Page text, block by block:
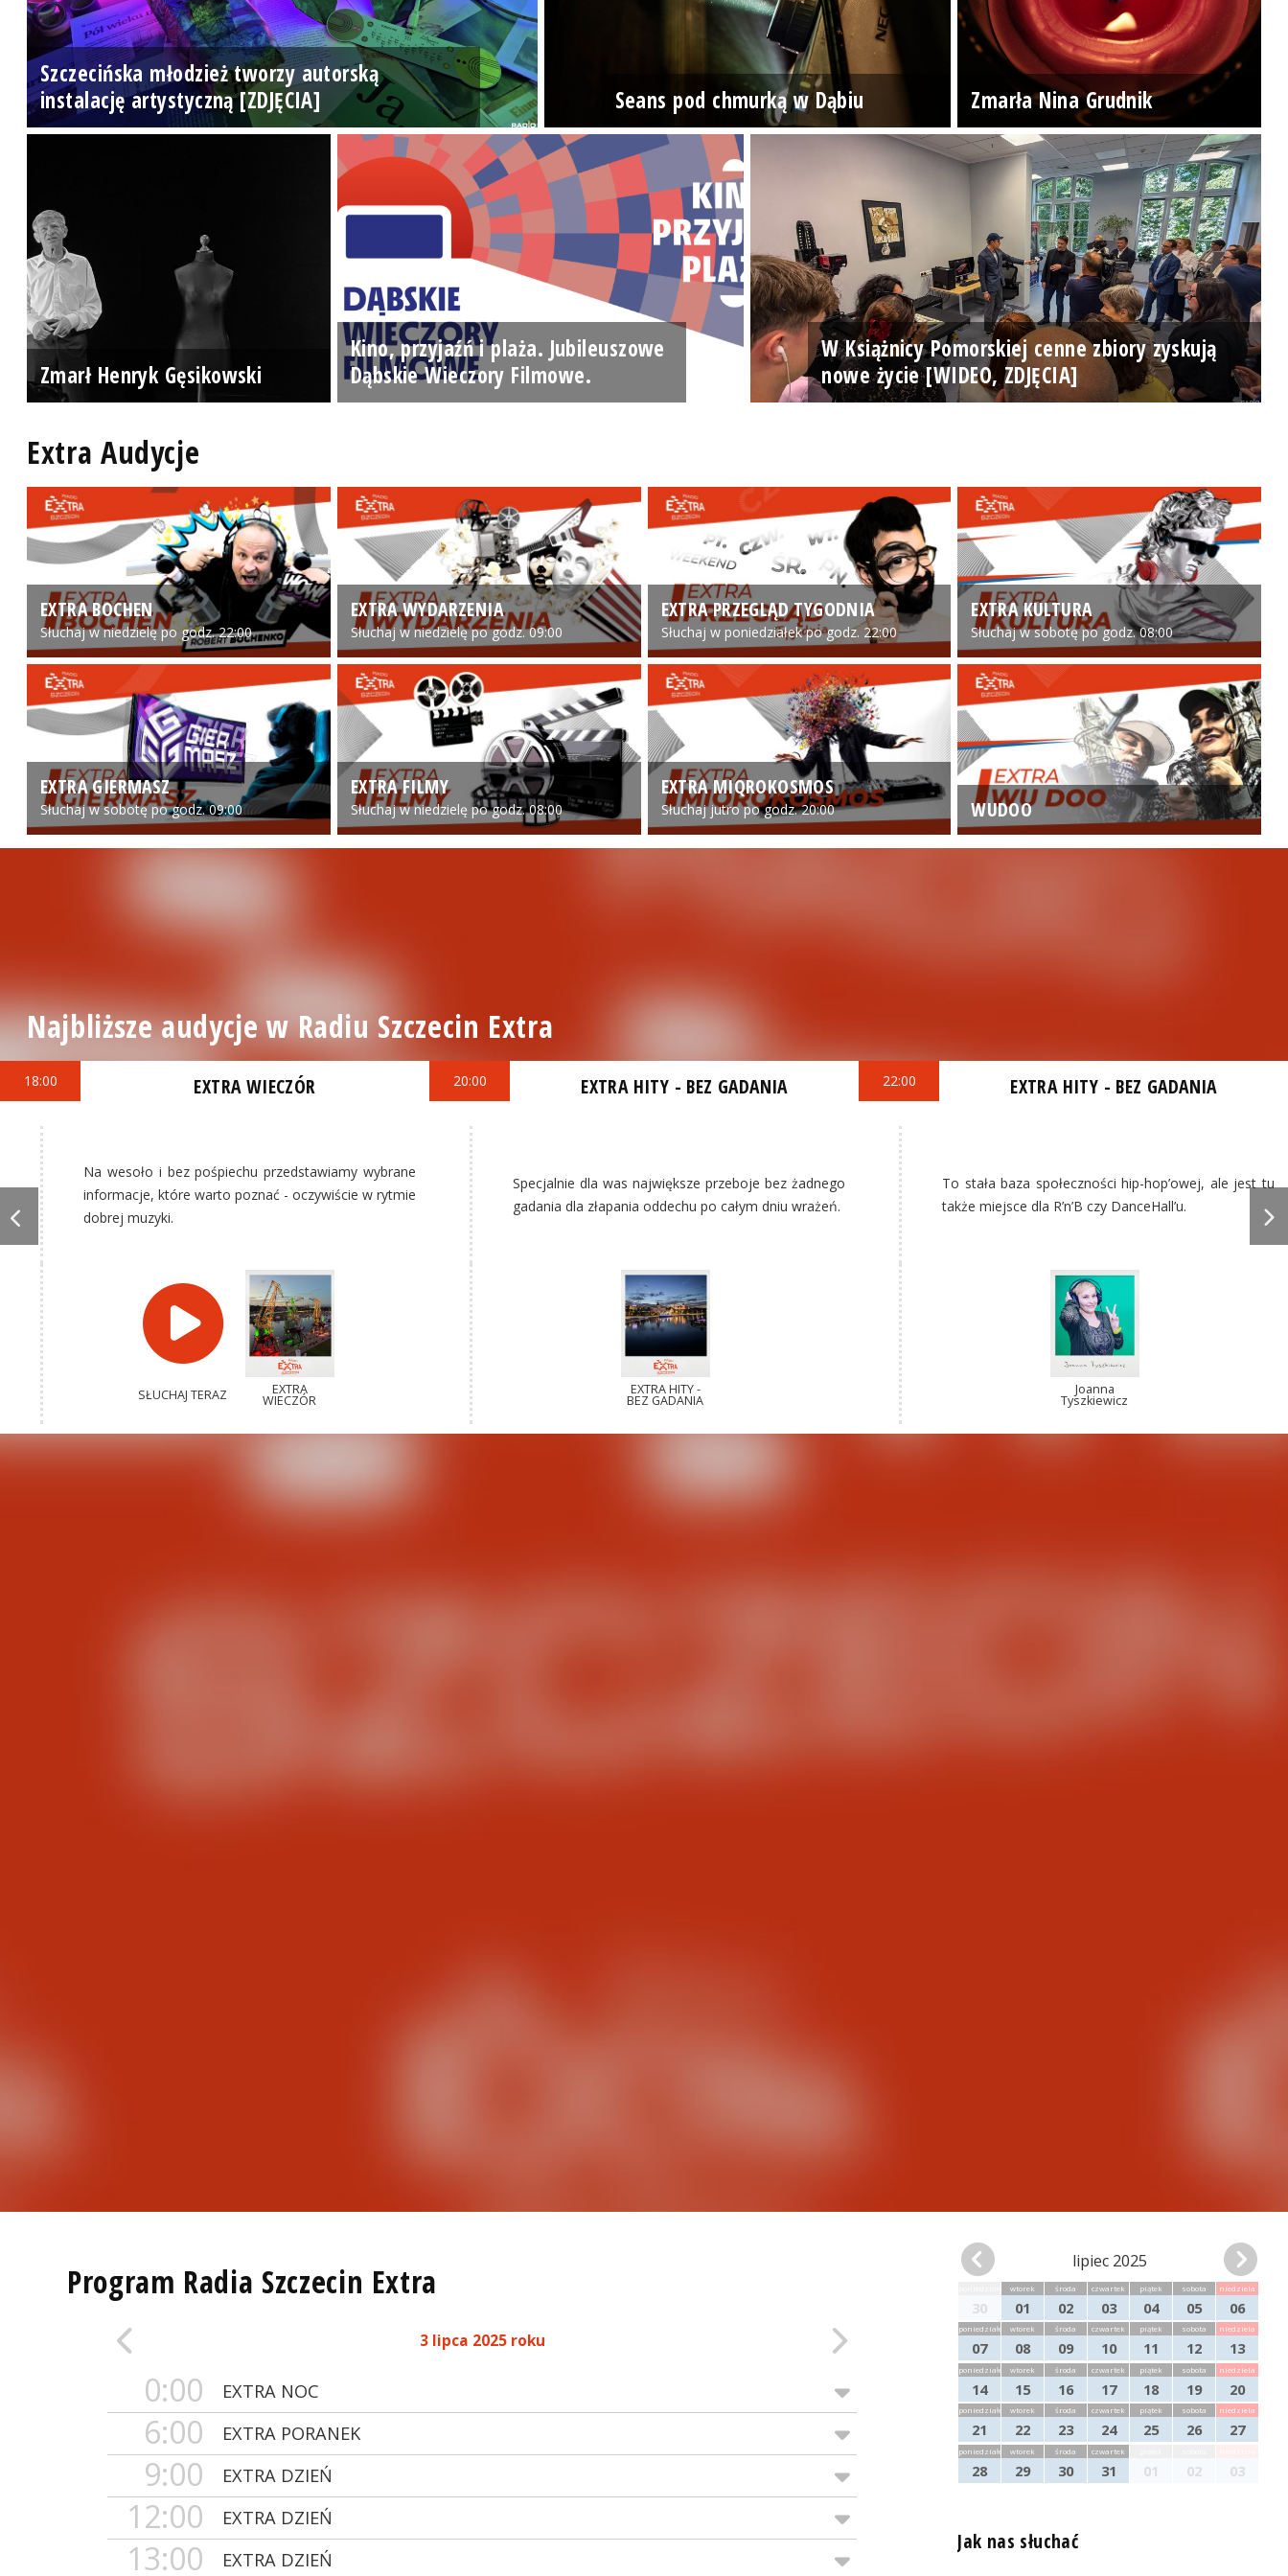
Szczecińska młodzież tworzy autorską
instalację artystyczną [ZDJĘCIA]
Seans pod chmurką w Dąbiu Zmarła Nina Grudnik
Zmarł Henryk Gęsikowski
Kino, przyjaźń i plaża. Jubileuszowe
Dąbskie Wieczory Filmowe.
W Książnicy Pomorskiej cenne zbiory zyskują
nowe życie [WIDEO, ZDJĘCIA]
Extra Audycje
EXTRA BOCHEN
Słuchaj w niedzielę po godz. 22:00
EXTRA WYDARZENIA
Słuchaj w niedzielę po godz. 09:00
EXTRA PRZEGLĄD TYGODNIA
Słuchaj w poniedziałek po godz. 22:00
EXTRA KULTURA
Słuchaj w sobotę po godz. 08:00
EXTRA GIERMASZ
Słuchaj w sobotę po godz. 09:00
EXTRA FILMY
Słuchaj w niedzielę po godz. 08:00
EXTRA MIQROKOSMOS
Słuchaj jutro po godz. 20:00 WUDOO
Najbliższe audycje w Radiu Szczecin Extra
18:00 EXTRA WIECZÓR
Na wesoło i bez pośpiechu przedstawiamy wybrane
informacje, które warto poznać - oczywiście w rytmie
dobrej muzyki.
SŁUCHAJ TERAZ EXTRA
WIECZÓR
20:00 EXTRA HITY - BEZ GADANIA
Specjalnie dla was największe przeboje bez żadnego
gadania dla złapania oddechu po całym dniu wrażeń.
EXTRA HITY -
BEZ GADANIA
22:00 EXTRA HITY - BEZ GADANIA
To stała baza społeczności hip-hop’owej, ale jest tu
także miejsce dla R’n’B czy DanceHall’u.
Joanna
Tyszkiewicz
Program Radia Szczecin Extra
3 lipca 2025 roku
0:00 EXTRA NOC
6:00 EXTRA PORANEK
9:00 EXTRA DZIEŃ
12:00 EXTRA DZIEŃ
13:00 EXTRA DZIEŃ
lipiec 2025
30
wtorek
01
środa
02
czwartek
03
piątek
04
sobota
05
niedziela
06
poniedziałek
07
wtorek
08
środa
09
czwartek
10
piątek
11
sobota
12
niedziela
13
poniedziałek
14
wtorek
15
środa
16
czwartek
17
piątek
18
sobota
19
niedziela
20
poniedziałek
21
wtorek
22
środa
23
czwartek
24
piątek
25
sobota
26
niedziela
27
poniedziałek
28
wtorek
29
środa
30
czwartek
31 01 02 03
Jak nas słuchać